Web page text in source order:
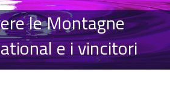
le Montagne
e i vincitori